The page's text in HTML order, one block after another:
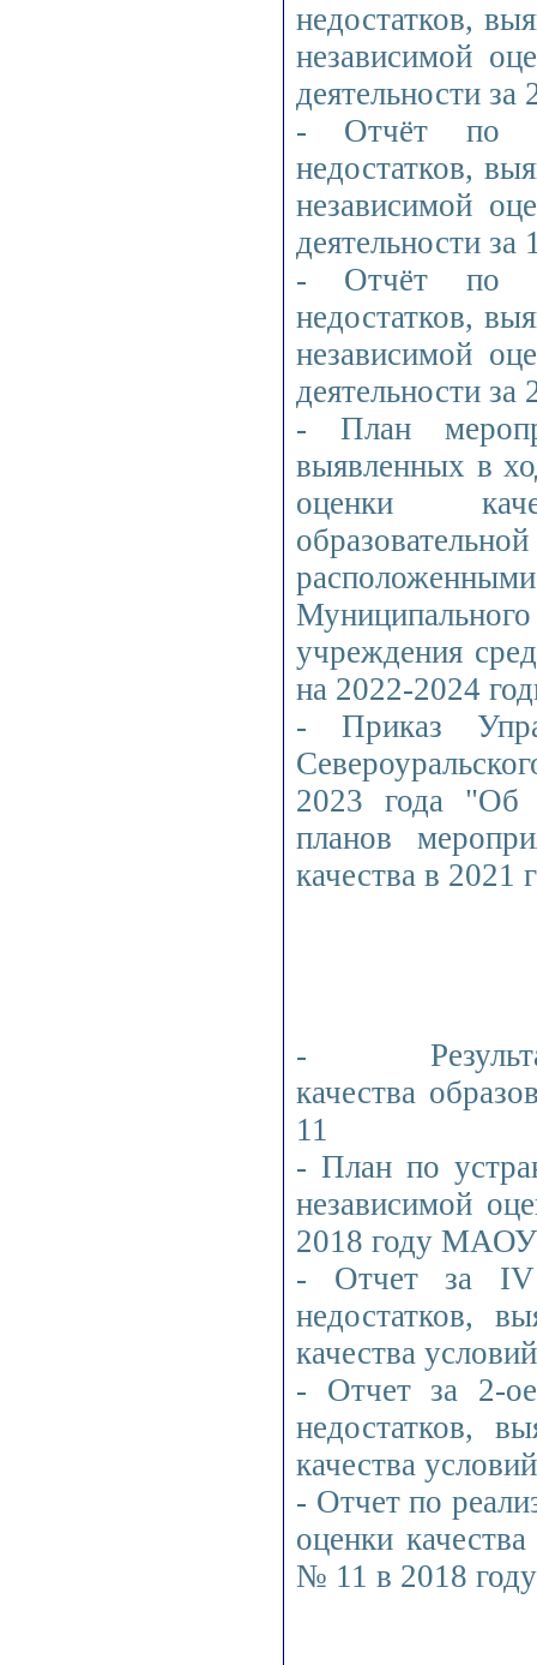
недостатков,
независимой
деятельности за
- Отчёт по
недостатков,
независимой
деятельности за
- Отчёт по
недостатков,
независимой
деятельности за
- План
выявленных в
оценки
учреждения
на 2022-2024
- Приказ
2023 года "Об
планов
качества в 2021
-
качества
11
- План по
независимой
2018 году
- Отчет за IV
недостатков,
качества
- Отчет за 2-
недостатков,
качества
- Отчет по
оценки
№ 11 в 2018